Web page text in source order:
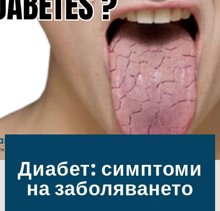
Диабет: симптоми
на заболяването